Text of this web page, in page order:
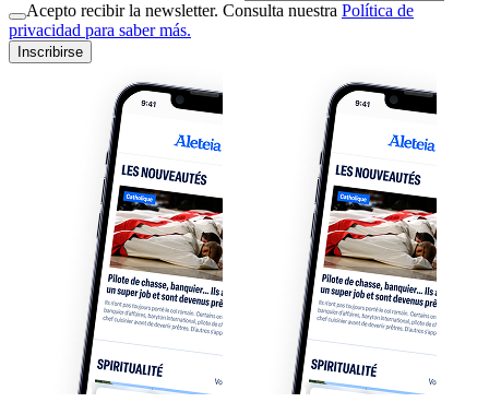
Acepto recibir la newsletter. Consulta nuestra Política de
privacidad para saber más.
Inscribirse